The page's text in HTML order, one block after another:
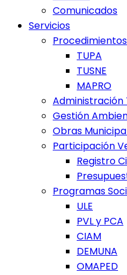
Comunicados
Servicios
TUPA
TUSNE
MAPRO
Administración
Gestión
Obras
Participación
Registro
Programas
ULE
PVL y PCA
CIAM
DEMUNA
OMAPED